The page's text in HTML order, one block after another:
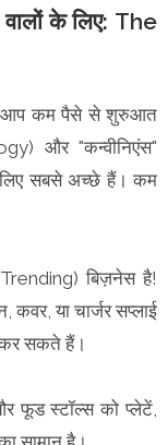
वालों के लिए: The
आप कम पैसे से शुरुआत
और "कन्वीनिएंस"
सबसे अच्छे हैं। कम
बिज़नेस है!
कवर, या चार्जर सप्लाई
सकते हैं।
फूड स्टॉल्स को प्लेटें,